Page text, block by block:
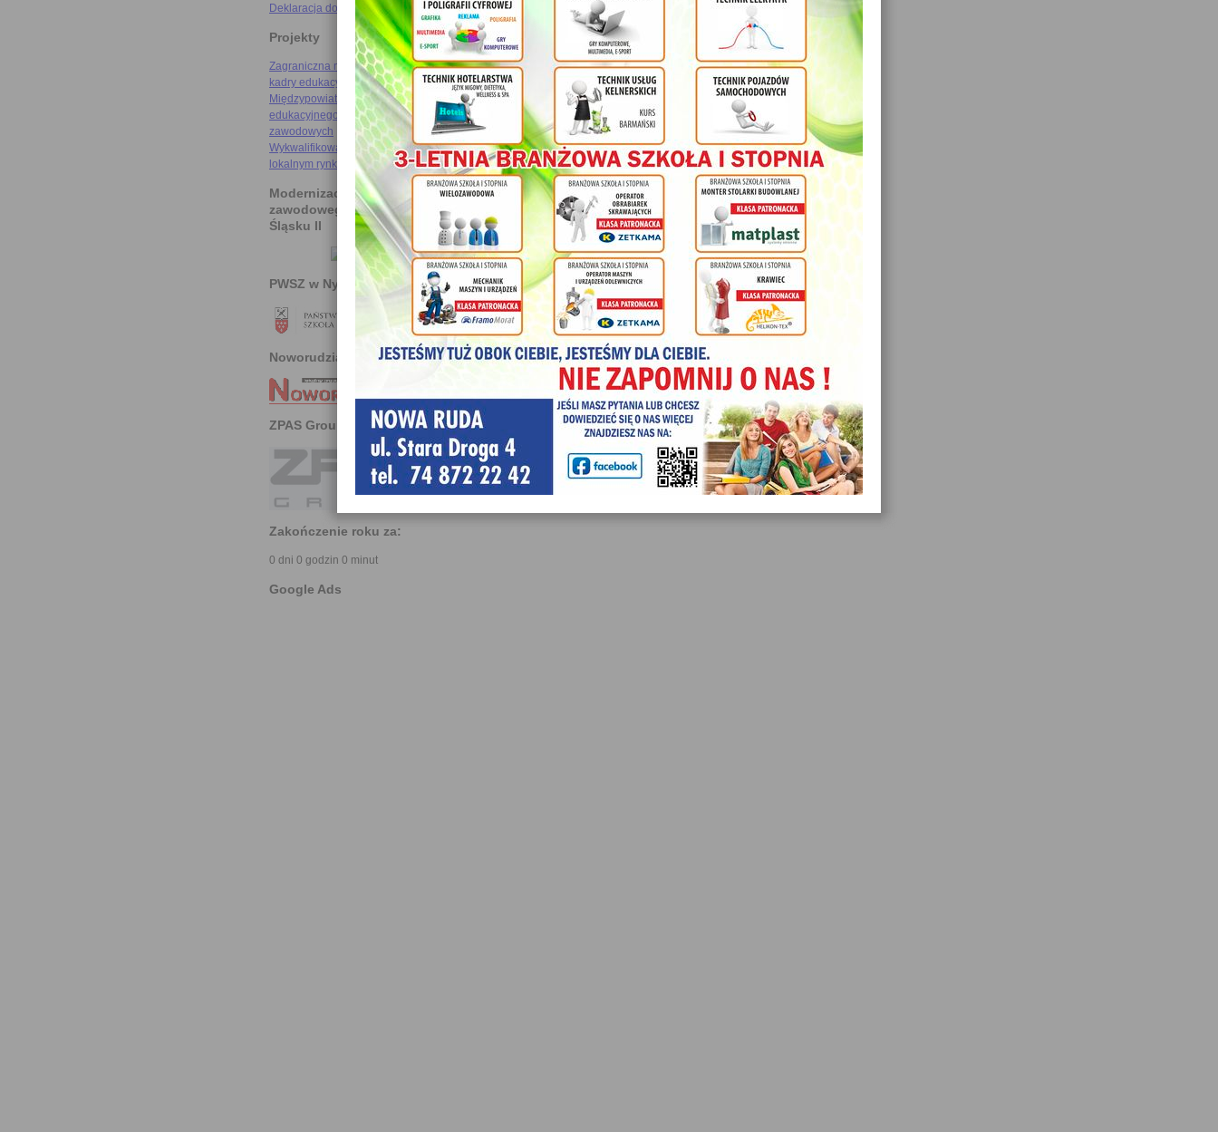
Deklaracja dostępności
Projekty
Zagraniczna mobilność szkolnej
kadry edukacyjnej
Międzypowiatowa droga do
edukacyjnego sukcesu szkół
zawodowych
Wykwalifikowani rzemieślnicy na
lokalnym rynku pracy
Modernizacja kształcenia
zawodowego na Dolnym
Śląsku II
PWSZ w Nysie
Noworudzianin
ZPAS Group
Zakończenie roku za:
0 dni 0 godzin 0 minut
Google Ads